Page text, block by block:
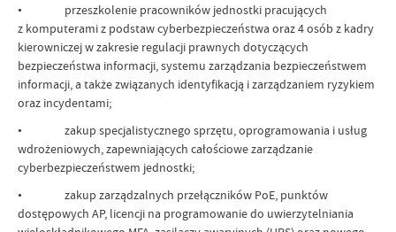
• przeszkolenie pracowników jednostki pracujących
z komputerami z podstaw cyberbezpieczeństwa oraz 4 osób z kadry
kierowniczej w zakresie regulacji prawnych dotyczących
bezpieczeństwa informacji, systemu zarządzania bezpieczeństwem
informacji, a także związanych identyfikacją i zarządzaniem ryzykiem
oraz incydentami;
• zakup specjalistycznego sprzętu, oprogramowania i usług
wdrożeniowych, zapewniających całościowe zarządzanie
cyberbezpieczeństwem jednostki;
• zakup zarządzalnych przełączników PoE, punktów
dostępowych AP, licencji na programowanie do uwierzytelniania